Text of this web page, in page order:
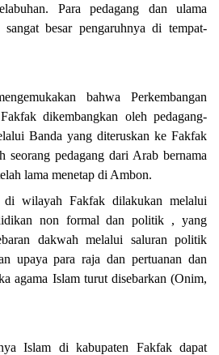
Para pedagang dan ulama
besar pengaruhnya di tempat-
bahwa Perkembangan
dikembangkan oleh pedagang-
Banda yang diteruskan ke Fakfak
seorang pedagang dari Arab bernama
lama menetap di Ambon.
di wilayah Fakfak dilakukan melalui
non formaldanpolitik , yang
dakwah melalui saluran politik
upaya para raja dan pertuanan dan
agama Islam turut disebarkan (Onim,
Islam di kabupaten Fakfak dapat